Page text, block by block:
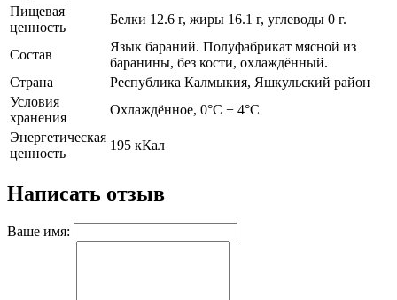
Пищевая
ценность
Белки 12.6 г, жиры 16.1 г, углеводы 0 г.
Состав
Язык бараний. Полуфабрикат мясной из
баранины, без кости, охлаждённый.
Страна
Республика Калмыкия, Яшкульский район
Условия
хранения
Охлаждённое, 0°С + 4°С
Энергетическая
ценность
195 кКал
Написать отзыв
Ваше имя: